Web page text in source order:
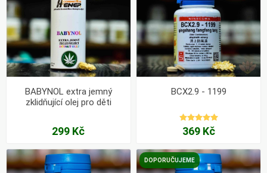
BABYNOL extra jemný
zklidňující olej pro děti
299 Kč
BCX2.9 - 1199
369 Kč
DOPORUČUJEME